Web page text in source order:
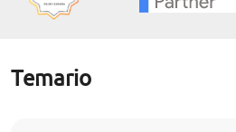
Temario